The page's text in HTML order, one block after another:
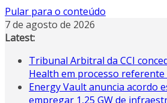
Pular para o conteúdo
7 de agosto de 2026
Latest:
Tribunal Arbitral da CCI
Health em processo referente
Energy Vault anuncia acordo
empregar 1,25 GW de